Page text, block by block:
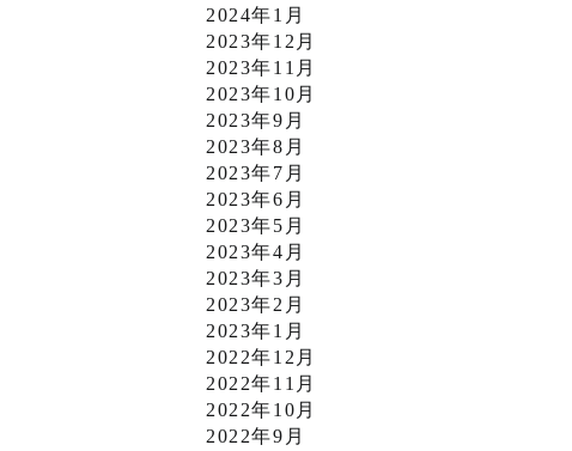
2024年1月
2023年12月
2023年11月
2023年10月
2023年9月
2023年8月
2023年7月
2023年6月
2023年5月
2023年4月
2023年3月
2023年2月
2023年1月
2022年12月
2022年11月
2022年10月
2022年9月